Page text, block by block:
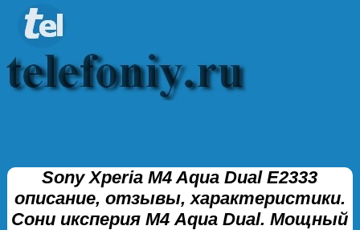
Sony Xperia M4 Aqua Dual E2333
описание, отзывы, характеристики.
Сони иксперия М4 Aqua Dual. Мощный